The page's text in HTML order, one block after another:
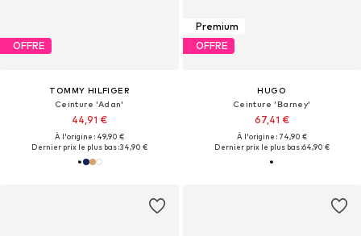
OFFRE
TOMMY HILFIGER
Ceinture 'Adan'
44,91 €
À l'origine : 49,90 €
Dernier prix le plus bas :34,90 €
Premium
OFFRE
HUGO
Ceinture 'Barney'
67,41 €
À l'origine : 74,90 €
Dernier prix le plus bas :64,90 €